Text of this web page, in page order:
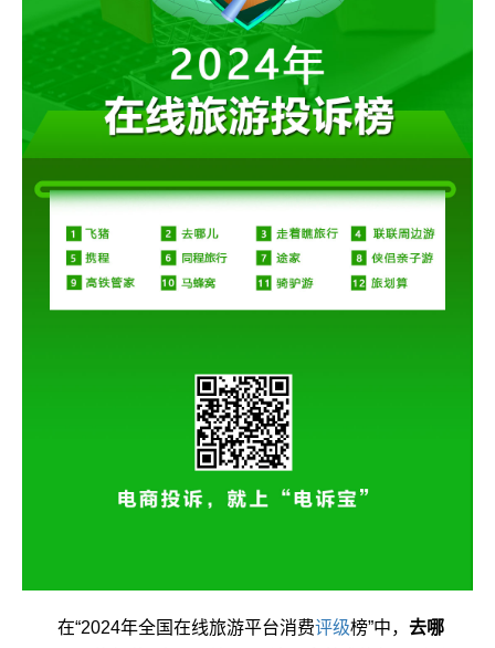
在“2024年全国在线旅游平台消费评级榜”中， 去哪